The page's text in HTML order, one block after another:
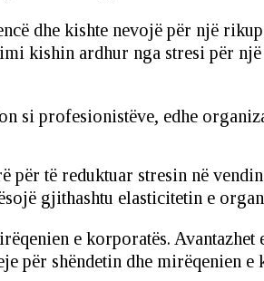
dhe kishte nevojë për një
kishin ardhur nga stresi për
si profesionistëve, edhe
të reduktuar stresin në
gjithashtu elasticitetin e
e korporatës.
për shëndetin dhe mirëqenien e